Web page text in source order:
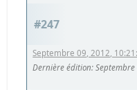
#247
Septembre 09, 2012,
Dernière édition: